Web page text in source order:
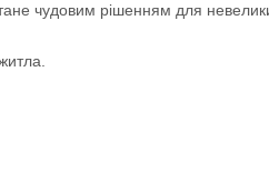
чудовим рішенням для